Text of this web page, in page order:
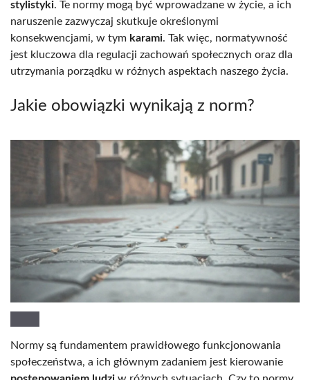
stylistyki. Te normy mogą być wprowadzane w życie, a ich
naruszenie zazwyczaj skutkuje określonymi
konsekwencjami, w tym karami. Tak więc, normatywność
jest kluczowa dla regulacji zachowań społecznych oraz dla
utrzymania porządku w różnych aspektach naszego życia.
Jakie obowiązki wynikają z norm?
Normy są fundamentem prawidłowego funkcjonowania
społeczeństwa, a ich głównym zadaniem jest kierowanie